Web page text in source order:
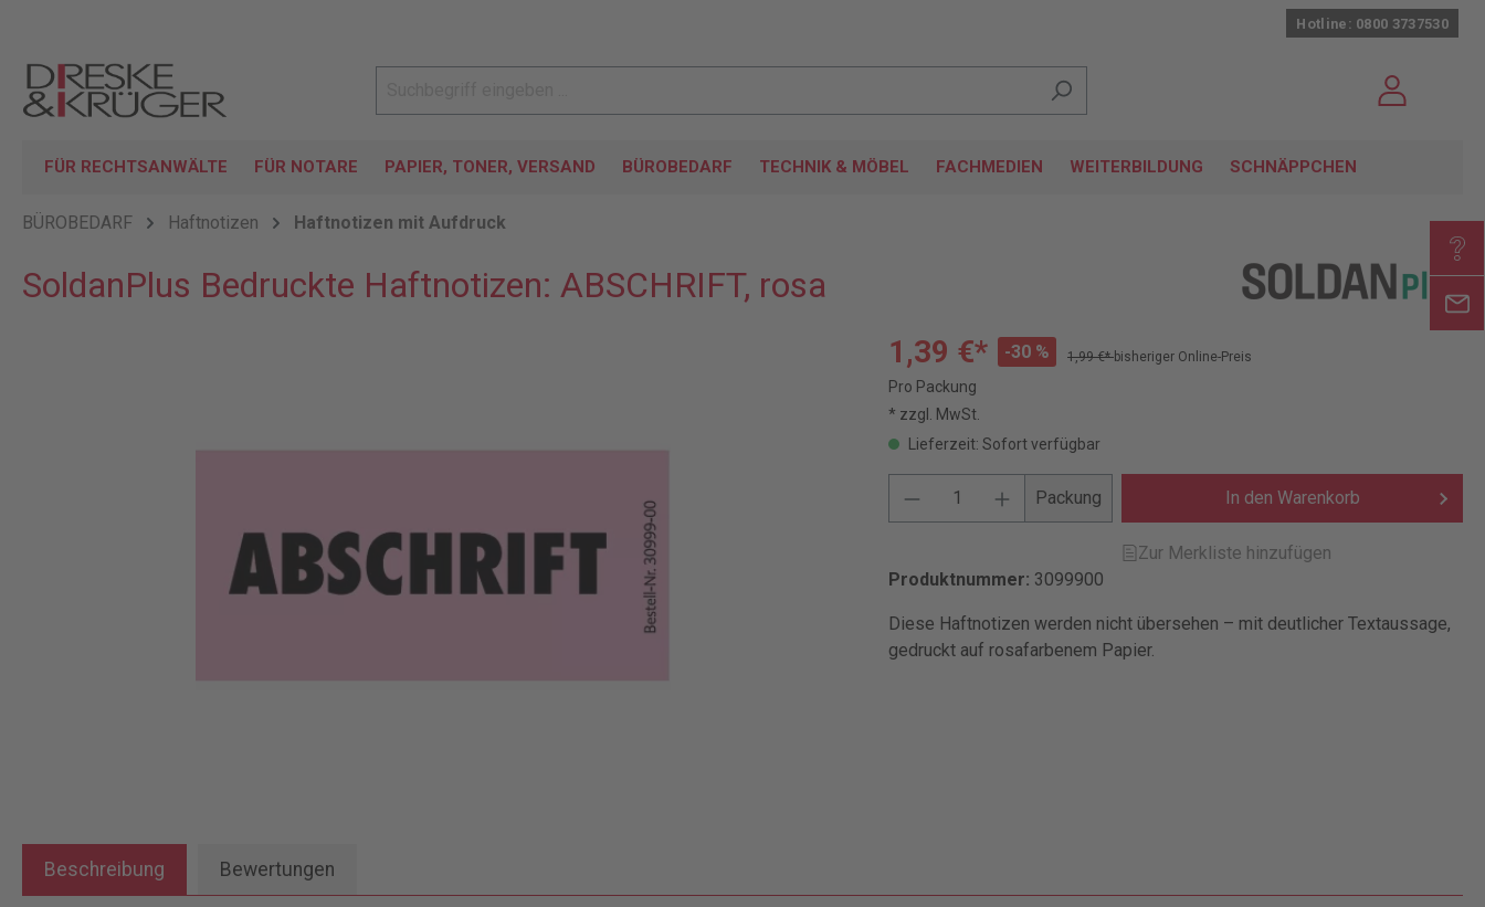
Hotline: 0800 3737530
FÜR RECHTSANWÄLTE FÜR NOTARE PAPIER, TONER, VERSAND BÜROBEDARF TECHNIK & MÖBEL FACHMEDIEN WEITERBILDUNG SCHNÄPPCHEN
BÜROBEDARF Haftnotizen Haftnotizen mit Aufdruck
SoldanPlus Bedruckte Haftnotizen: ABSCHRIFT, rosa
1,39 €* -30 % 1,99 €*bisheriger Online-Preis
Pro Packung
* zzgl. MwSt.
Lieferzeit: Sofort verfügbar
Packung In den Warenkorb
Zur Merkliste hinzufügen
Produktnummer: 3099900
Diese Haftnotizen werden nicht übersehen – mit deutlicher Textaussage,
gedruckt auf rosafarbenem Papier.
Beschreibung Bewertungen